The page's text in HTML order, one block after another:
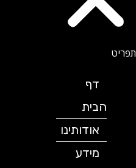
הבית
אודותינו
מידע